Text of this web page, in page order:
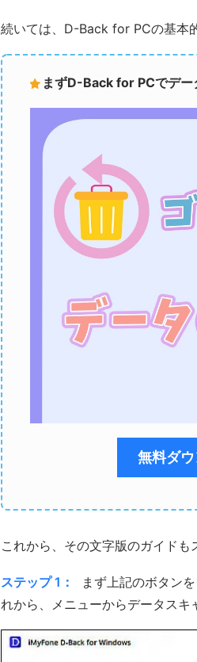
続いては、D-Back for PCの基本
まずD-Back for PCでデー
無料ダ
これから、その文字版のガイドも
ステップ 1：
まず上記のボタン
れから、メニューからデータスキ